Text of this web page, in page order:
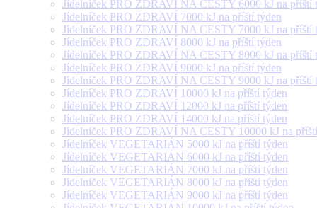
Jídelníček PRO ZDRAVÍ NA CESTY 6000 kJ na příští
Jídelníček PRO ZDRAVÍ 7000 kJ na příští týden
Jídelníček PRO ZDRAVÍ NA CESTY 7000 kJ na příští
Jídelníček PRO ZDRAVÍ 8000 kJ na příští týden
Jídelníček PRO ZDRAVÍ NA CESTY 8000 kJ na příští
Jídelníček PRO ZDRAVÍ 9000 kJ na příští týden
Jídelníček PRO ZDRAVÍ NA CESTY 9000 kJ na příští
Jídelníček PRO ZDRAVÍ 10000 kJ na příští týden
Jídelníček PRO ZDRAVÍ 12000 kJ na příští týden
Jídelníček PRO ZDRAVÍ 14000 kJ na příští týden
Jídelníček PRO ZDRAVÍ NA CESTY 10000 kJ na
Jídelníček VEGETARIÁN 5000 kJ na příští týden
Jídelníček VEGETARIÁN 6000 kJ na příští týden
Jídelníček VEGETARIÁN 7000 kJ na příští týden
Jídelníček VEGETARIÁN 8000 kJ na příští týden
Jídelníček VEGETARIÁN 9000 kJ na příští týden